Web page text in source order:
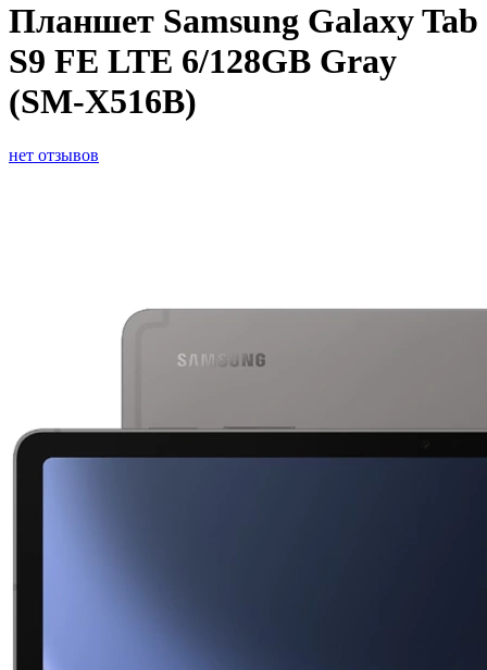
Планшет Samsung Galaxy Tab
S9 FE LTE 6/128GB Gray
(SM-X516B)
нет отзывов